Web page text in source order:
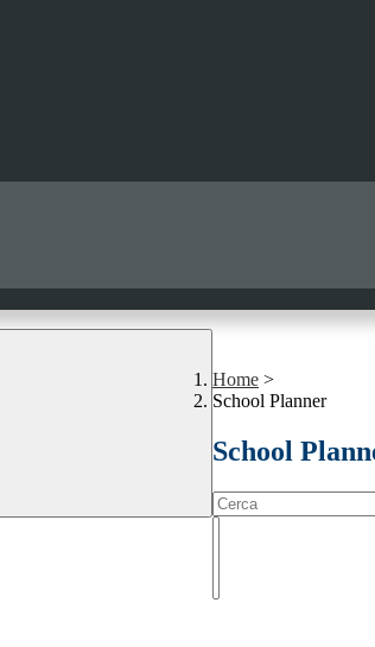
Home >
School Planner
School